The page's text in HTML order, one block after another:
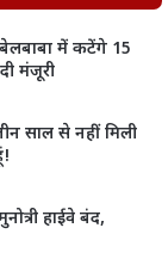
बेलबाबा में कटेंगे 15
मंजूरी
साल से नहीं मिली
हाईवे बंद,